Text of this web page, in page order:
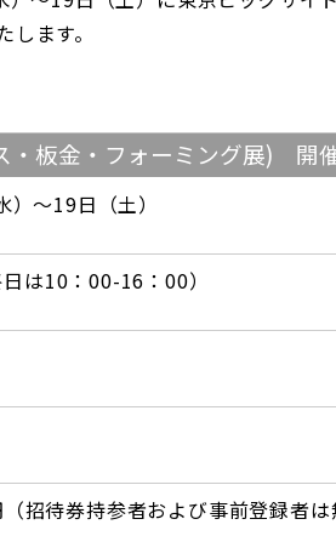
ます。
・板金・フォーミング展) 開
～19日（土）
は10：00-16：00）
招待券持参者および事前登録者は